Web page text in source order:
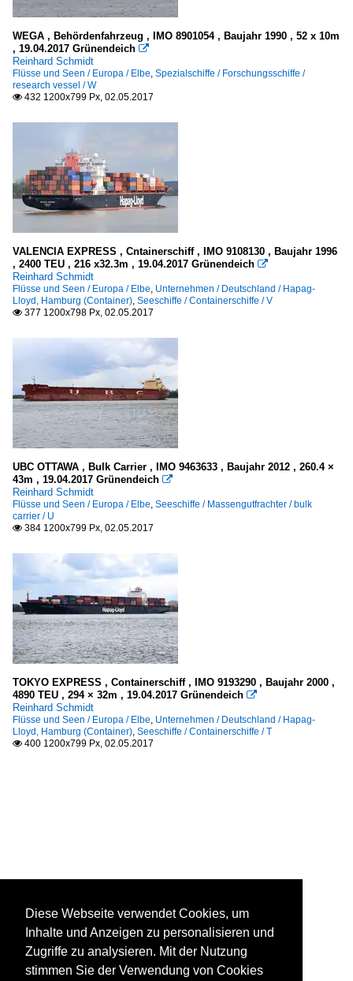
WEGA , Behördenfahrzeug , IMO 8901054 , Baujahr 1990 , 52 x 10m
, 19.04.2017 Grünendeich 
Reinhard Schmidt
Flüsse und Seen / Europa / Elbe, Spezialschiffe / Forschungsschiffe /
research vessel / W
 432 1200x799 Px, 02.05.2017
VALENCIA EXPRESS , Cntainerschiff , IMO 9108130 , Baujahr 1996
, 2400 TEU , 216 x32.3m , 19.04.2017 Grünendeich 
Reinhard Schmidt
Flüsse und Seen / Europa / Elbe, Unternehmen / Deutschland / Hapag-
Lloyd, Hamburg (Container), Seeschiffe / Containerschiffe / V
 377 1200x798 Px, 02.05.2017
UBC OTTAWA , Bulk Carrier , IMO 9463633 , Baujahr 2012 , 260.4 ×
43m , 19.04.2017 Grünendeich 
Reinhard Schmidt
Flüsse und Seen / Europa / Elbe, Seeschiffe / Massengutfrachter / bulk
carrier / U
 384 1200x799 Px, 02.05.2017
TOKYO EXPRESS , Containerschiff , IMO 9193290 , Baujahr 2000 ,
4890 TEU , 294 × 32m , 19.04.2017 Grünendeich 
Reinhard Schmidt
Flüsse und Seen / Europa / Elbe, Unternehmen / Deutschland / Hapag-
Lloyd, Hamburg (Container), Seeschiffe / Containerschiffe / T
 400 1200x799 Px, 02.05.2017
Diese Webseite verwendet Cookies, um
Inhalte und Anzeigen zu personalisieren und
Zugriffe zu analysieren. Mit der Nutzung
stimmen Sie der Verwendung von Cookies